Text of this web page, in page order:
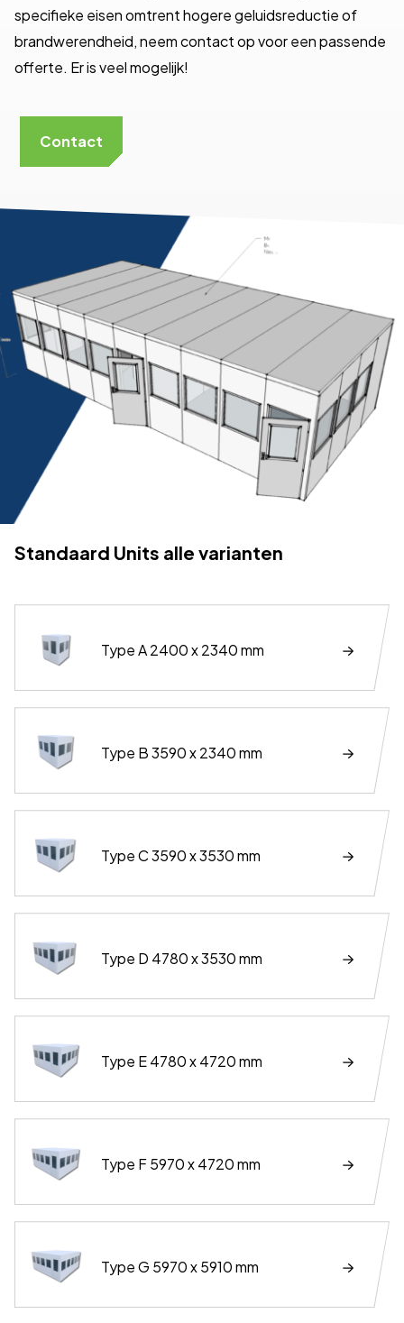
specifieke eisen omtrent hogere geluidsreductie of
brandwerendheid, neem contact op voor een passende
offerte. Er is veel mogelijk!
Contact
Standaard Units alle varianten
Type A 2400 x 2340 mm
Type B 3590 x 2340 mm
Type C 3590 x 3530 mm
Type D 4780 x 3530 mm
Type E 4780 x 4720 mm
Type F 5970 x 4720 mm
Type G 5970 x 5910 mm